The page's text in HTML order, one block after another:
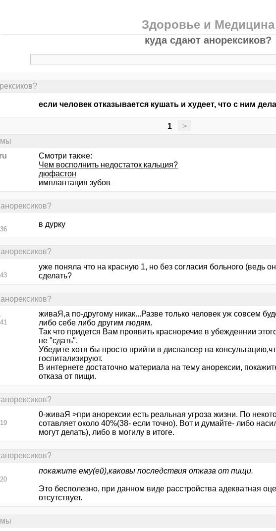
Здоровье и Медицина
куда сдают анорексиков?
если человек отказывается кушать и худеет, что с ним
1 >
Смотри также:
Чем восполнить недостаток кальция?
дюфастон
имплантация зубов
в дурку
уже поняла что на красную 1, но без согласия больного (ведь
сделать?
живаЯ,а по-другому никак...Разве только человек уж совсем
либо себе либо другим людям.
Так что придется Вам проявить красноречие в убежденнии
не "сдать".
Убедите хотя бы просто прийти в диспансер на
госпитализируют.
В интернете достаточно материала на тему анорексии,
отказа от пищи.
0-живаЯ >при анорексии есть реальная угроза жизни. По
сотавляет около 40%(38- если точно). Вот и думайте- либо
могут делать), либо в могилу в итоге.
покажите ему(ей),каковы последствия отказа от пищи.
Это бесполезно, при данном виде расстройства адекватная
отсутствует.